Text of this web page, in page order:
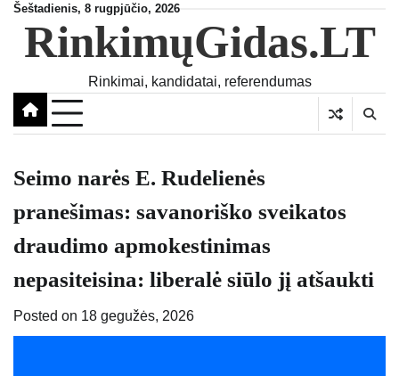
Skip
content
Šeštadienis, 8 rugpjūčio, 2026
RinkimųGidas.LT
Rinkimai, kandidatai, referendumas
Seimo narės E. Rudelienės
pranešimas: savanoriško sveikatos
draudimo apmokestinimas
nepasiteisina: liberalė siūlo jį atšaukti
Posted on 18 gegužės, 2026